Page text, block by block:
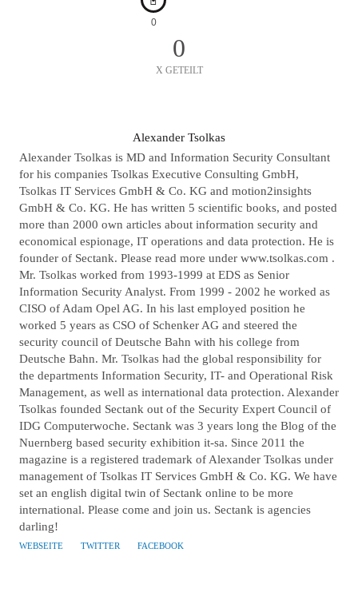
0
0
X GETEILT
U
T
O
R
Alexander Tsolkas
Alexander Tsolkas is MD and Information Security Consultant
for his companies Tsolkas Executive Consulting GmbH,
Tsolkas IT Services GmbH & Co. KG and motion2insights
GmbH & Co. KG. He has written 5 scientific books, and posted
more than 2000 own articles about information security and
economical espionage, IT operations and data protection. He is
founder of Sectank. Please read more under www.tsolkas.com .
Mr. Tsolkas worked from 1993-1999 at EDS as Senior
Information Security Analyst. From 1999 - 2002 he worked as
CISO of Adam Opel AG. In his last employed position he
worked 5 years as CSO of Schenker AG and steered the
security council of Deutsche Bahn with his college from
Deutsche Bahn. Mr. Tsolkas had the global responsibility for
the departments Information Security, IT- and Operational Risk
Management, as well as international data protection. Alexander
Tsolkas founded Sectank out of the Security Expert Council of
IDG Computerwoche. Sectank was 3 years long the Blog of the
Nuernberg based security exhibition it-sa. Since 2011 the
magazine is a registered trademark of Alexander Tsolkas under
management of Tsolkas IT Services GmbH & Co. KG. We have
set an english digital twin of Sectank online to be more
international. Please come and join us. Sectank is agencies
darling!
WEBSEITE TWITTER FACEBOOK